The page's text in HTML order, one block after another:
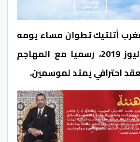
أتلتيك تطوان مساء يومه
الخميس 25 يوليوز 2019، رسميا مع المهاجم
احترافي يمتد لموسمين.